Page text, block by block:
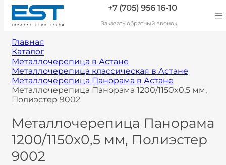
+7 (705) 956 16-10
Заказать обратный звонок
Главная
Каталог
Металлочерепица в Астане
Металлочерепица классическая в Астане
Металлочерепица Панорама в Астане
Металлочерепица Панорама 1200/1150x0,5 мм,
Полиэстер 9002
Металлочерепица Панорама
1200/1150x0,5 мм, Полиэстер
9002